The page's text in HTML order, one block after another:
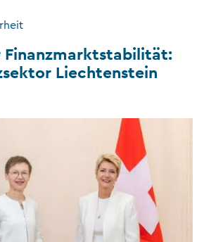
Finanzmarktstabilität:
Liechtenstein